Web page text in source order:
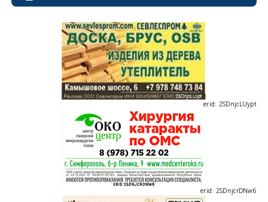
erid: 2SDnjcLUypt
erid: 2SDnjcrDNw6